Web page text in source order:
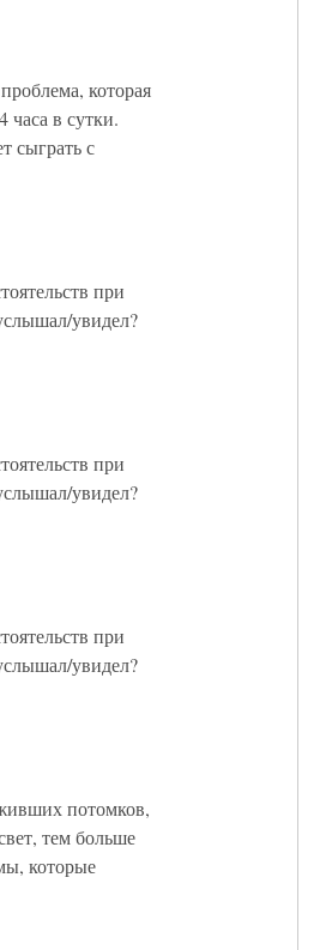
которая
часа в сутки.
сыграть с
при
увидел?
при
увидел?
при
увидел?
потомков,
тем больше
которые